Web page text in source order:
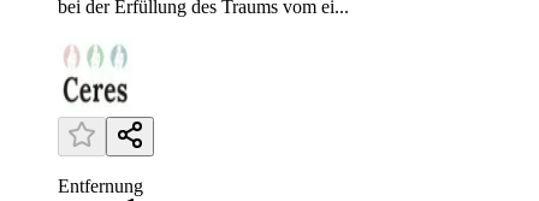
bei der Erfüllung des Traums vom ei...
Entfernung